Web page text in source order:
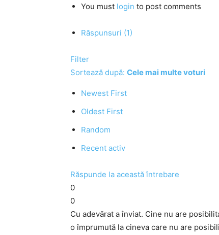
You must login to post comments
Răspunsuri (1)
Filter
Sortează după: Cele mai multe voturi
Newest First
Oldest First
Random
Recent activ
Răspunde la această întrebare
0
0
Cu adevărat a înviat. Cine nu are
o împrumută la cineva care nu are